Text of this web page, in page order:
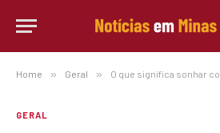
Home » Geral » O que significa sonhar
GERAL